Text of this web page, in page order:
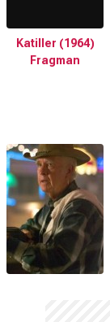
Katiller (1964)
Fragman